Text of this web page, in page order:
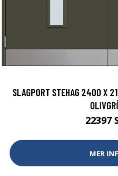
SLAGPORT STEHAG 2400 X
22397
MER